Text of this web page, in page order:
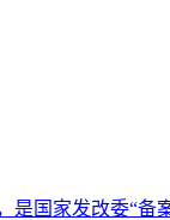
是国家发改委“备